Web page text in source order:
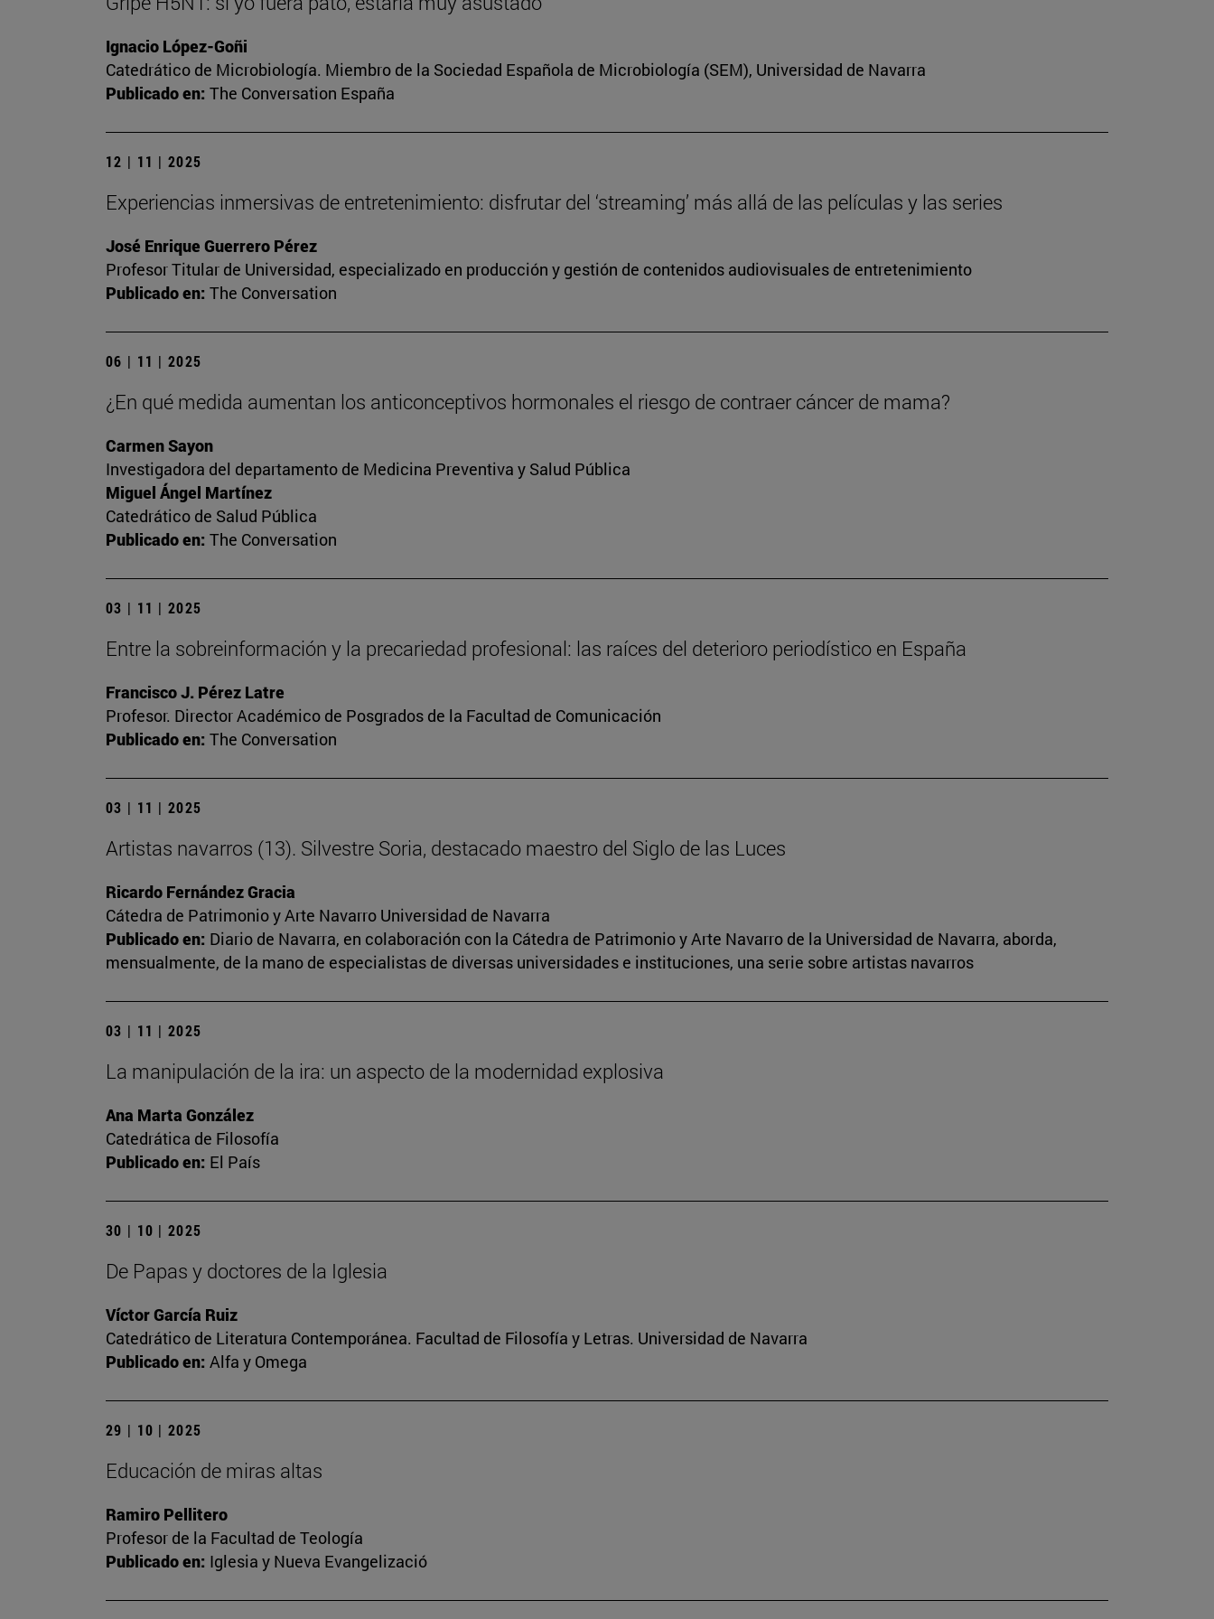
Ignacio López-Goñi
Catedrático de Microbiología. Miembro de la Sociedad Española de Microbiología (SEM), Universidad de Navarra
Publicado en: The Conversation España
12 | 11 | 2025
Experiencias inmersivas de entretenimiento: disfrutar del ‘streaming’ más allá de las películas y las series
José Enrique Guerrero Pérez
Profesor Titular de Universidad, especializado en producción y gestión de contenidos audiovisuales de entretenimiento
Publicado en: The Conversation
06 | 11 | 2025
¿En qué medida aumentan los anticonceptivos hormonales el riesgo de contraer cáncer de mama?
Carmen Sayon
Investigadora del departamento de Medicina Preventiva y Salud Pública
Miguel Ángel Martínez
Catedrático de Salud Pública
Publicado en: The Conversation
03 | 11 | 2025
Entre la sobreinformación y la precariedad profesional: las raíces del deterioro periodístico en España
Francisco J. Pérez Latre
Profesor. Director Académico de Posgrados de la Facultad de Comunicación
Publicado en: The Conversation
03 | 11 | 2025
Artistas navarros (13). Silvestre Soria, destacado maestro del Siglo de las Luces
Ricardo Fernández Gracia
Cátedra de Patrimonio y Arte Navarro Universidad de Navarra
Publicado en: Diario de Navarra, en colaboración con la Cátedra de Patrimonio y Arte Navarro de la Universidad de Navarra, aborda,
mensualmente, de la mano de especialistas de diversas universidades e instituciones, una serie sobre artistas navarros
03 | 11 | 2025
La manipulación de la ira: un aspecto de la modernidad explosiva
Ana Marta González
Catedrática de Filosofía
Publicado en: El País
30 | 10 | 2025
De Papas y doctores de la Iglesia
Víctor García Ruiz
Catedrático de Literatura Contemporánea. Facultad de Filosofía y Letras. Universidad de Navarra
Publicado en: Alfa y Omega
29 | 10 | 2025
Educación de miras altas
Ramiro Pellitero
Profesor de la Facultad de Teología
Publicado en: Iglesia y Nueva Evangelizació